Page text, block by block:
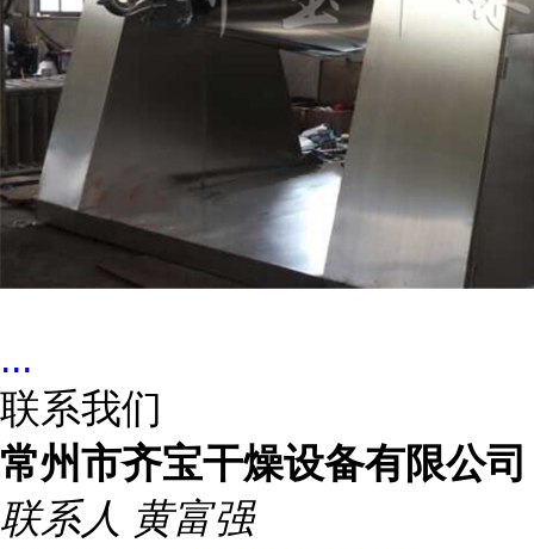
...
联系我们
常州市齐宝干燥设备有限公司
联系人 黄富强